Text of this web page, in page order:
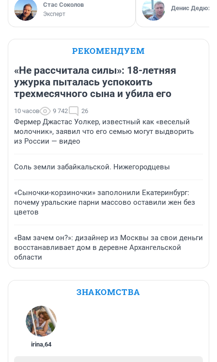
Стас Соколов
Эксперт
Денис
РЕКОМЕНДУЕМ
«Не рассчитала силы»: 18-летняя
ужурка пыталась успокоить
трехмесячного сына и убила его
10 часов 9 742 26
Фермер Джастас Уолкер, известный как «веселый
молочник», заявил что его семью могут выдворить
из России — видео
Соль земли забайкальской. Нижегородцевы
«Сыночки-корзиночки» заполонили Екатеринбург:
почему уральские парни массово оставили жен без
цветов
«Вам зачем он?»: дизайнер из Москвы за свои деньги
восстанавливает дом в деревне Архангельской
области
ЗНАКОМСТВА
irina,64